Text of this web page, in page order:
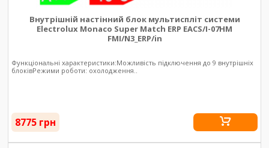
Внутрішній настінний блок мультиспліт системи
Electrolux Monaco Super Match ERP EACS/I-07HM
FMI/N3_ERP/in
Функціональні характеристики:Можливість підключення до 9 внутрішніх
блоківРежими роботи: охолодження..
8775 грн